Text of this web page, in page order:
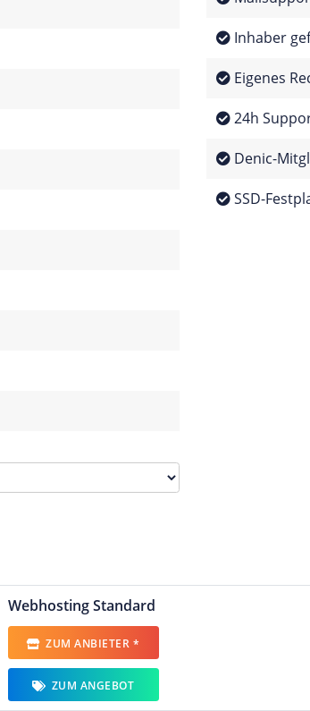
Inhaber
Eigenes
24h
Denic-
SSD-
Webhosting Standard
ZUM ANBIETER *
ZUM ANGEBOT